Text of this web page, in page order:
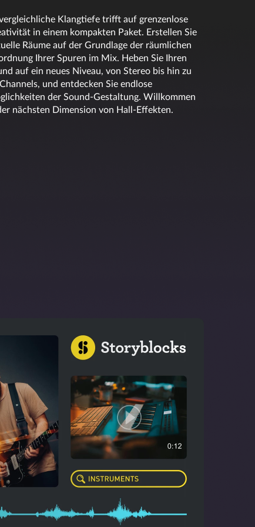
KI-unterstütztes Processing
mit einem breiten Pinsel bis hin zu
gestützte Prozesse machen SpectraLayers
Sie so schnell wie nie zuvor optimale
Sie manuell oder vollkommen automatisch:
Klangtiefe trifft auf grenzenlose
in einem kompakten Paket. Erstellen Sie
Räume auf der Grundlage der räumlichen
Ihrer Spuren im Mix. Heben Sie Ihren
auf ein neues Niveau, von Stereo bis hin zu
und entdecken Sie endlose
der Sound-Gestaltung. Willkommen
nächsten Dimension von Hall-Effekten.